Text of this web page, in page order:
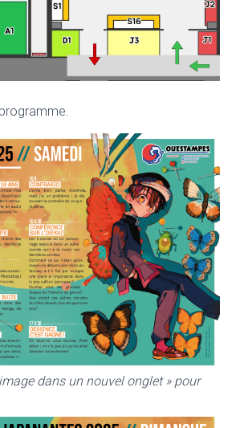
dans un nouvel onglet » pour